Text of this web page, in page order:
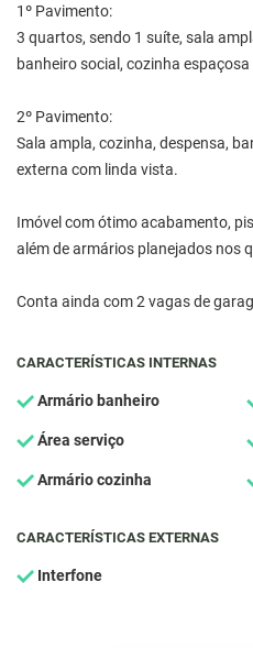
1º Pavimento:
3 quartos, sendo 1 suíte, sala
banheiro social, cozinha espaçosa
2º Pavimento:
Sala ampla, cozinha, despensa,
externa com linda vista.
Imóvel com ótimo acabamento,
além de armários planejados nos
Conta ainda com 2 vagas de
CARACTERÍSTICAS INTERNAS
Armário banheiro
Área serviço
Armário cozinha
CARACTERÍSTICAS EXTERNAS
Interfone